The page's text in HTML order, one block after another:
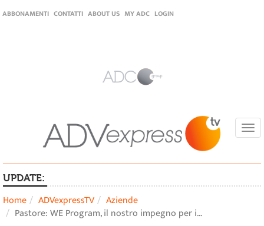
ABBONAMENTI CONTATTI ABOUT US MY ADC LOGIN
UPDATE:
Home ADVexpressTV
Aziende
Pastore: WE Program, il nostro impegno per i…